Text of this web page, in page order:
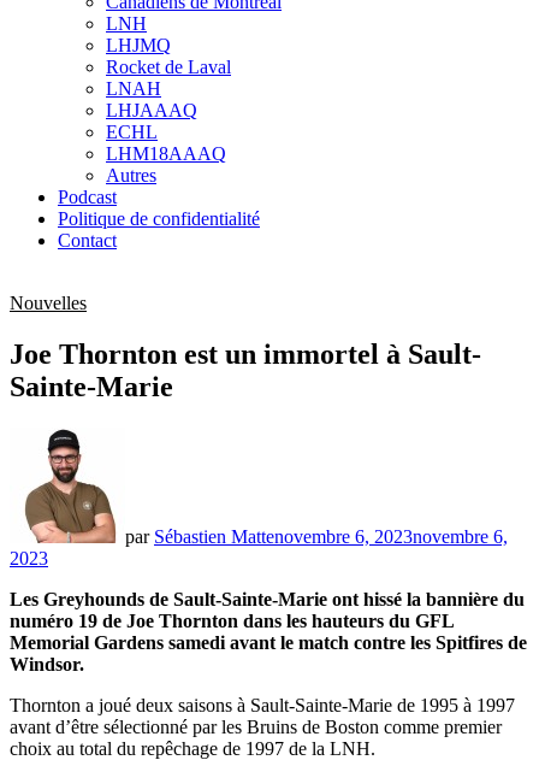
sub
menu
LNH
LHJMQ
Rocket de Laval
LNAH
LHJAAAQ
ECHL
LHM18AAAQ
Autres
Podcast
Politique de confidentialité
Contact
Nouvelles
Joe Thornton est un immortel à Sault-
Sainte-Marie
par Sébastien Mattenovembre 6, 2023novembre 6,
2023
Les Greyhounds de Sault-Sainte-Marie ont hissé la bannière du
numéro 19 de Joe Thornton dans les hauteurs du GFL
Memorial Gardens samedi avant le match contre les Spitfires de
Windsor.
Thornton a joué deux saisons à Sault-Sainte-Marie de 1995 à 1997
avant d’être sélectionné par les Bruins de Boston comme premier
choix au total du repêchage de 1997 de la LNH.